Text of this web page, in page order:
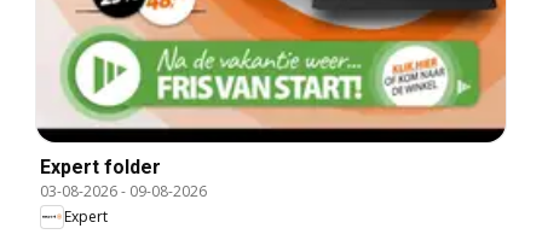
Expert folder
03-08-2026- 09-08-2026
Expert